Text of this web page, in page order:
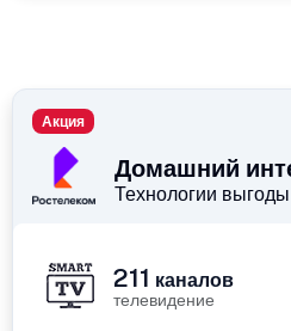
Домашний
Технологии выгоды
Акция
211 каналов
телевидение